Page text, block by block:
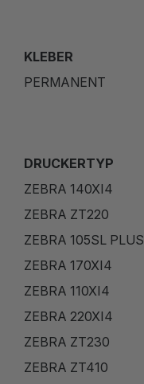
KLEBER
PERMANENT
DRUCKERTYP
ZEBRA 140XI4
ZEBRA ZT220
ZEBRA 105SL PLUS
ZEBRA 170XI4
ZEBRA 110XI4
ZEBRA 220XI4
ZEBRA ZT230
ZEBRA ZT410